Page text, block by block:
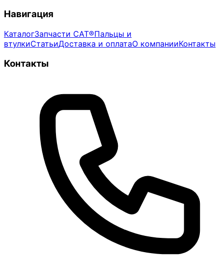
Навигация
КаталогЗапчасти CAT®Пальцы и
втулкиСтатьиДоставка и оплатаО компанииКонтакты
Контакты